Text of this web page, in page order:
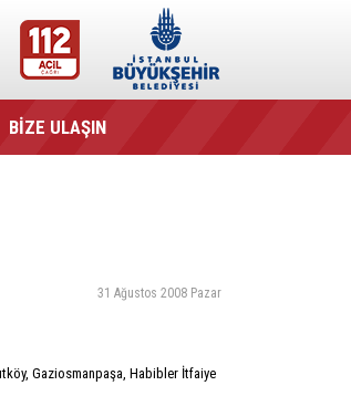
BİZE ULAŞIN
31 Ağustos 2008 Pazar
Gaziosmanpaşa, Habibler İtfaiye